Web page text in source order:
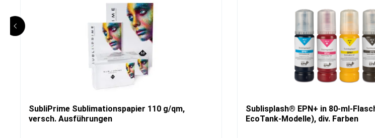
SubliPrime Sublimationspapier 110 g/qm,
versch. Ausführungen
Sublisplash® EPN+ in 80-ml-
EcoTank-Modelle), div. Farben